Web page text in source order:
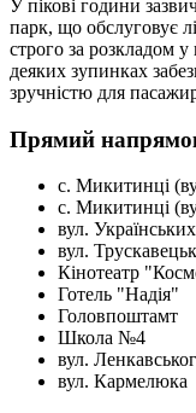
У пікові години
парк, що обслуговує
строго за розкладом
деяких зупинках
зручністю для
Прямий
с. Микитинці
с. Микитинці
вул.
вул.
Кінотеатр
Готель "Надія"
Головпоштамт
Школа №4
вул.
вул. Кармелюка